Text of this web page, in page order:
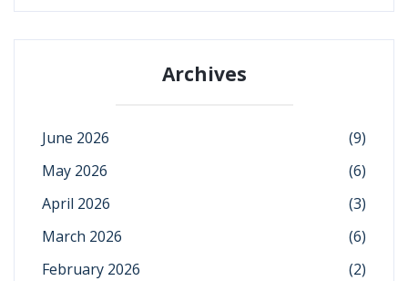
Archives
June 2026
(9)
May 2026
(6)
April 2026
(3)
March 2026
(6)
February 2026
(2)